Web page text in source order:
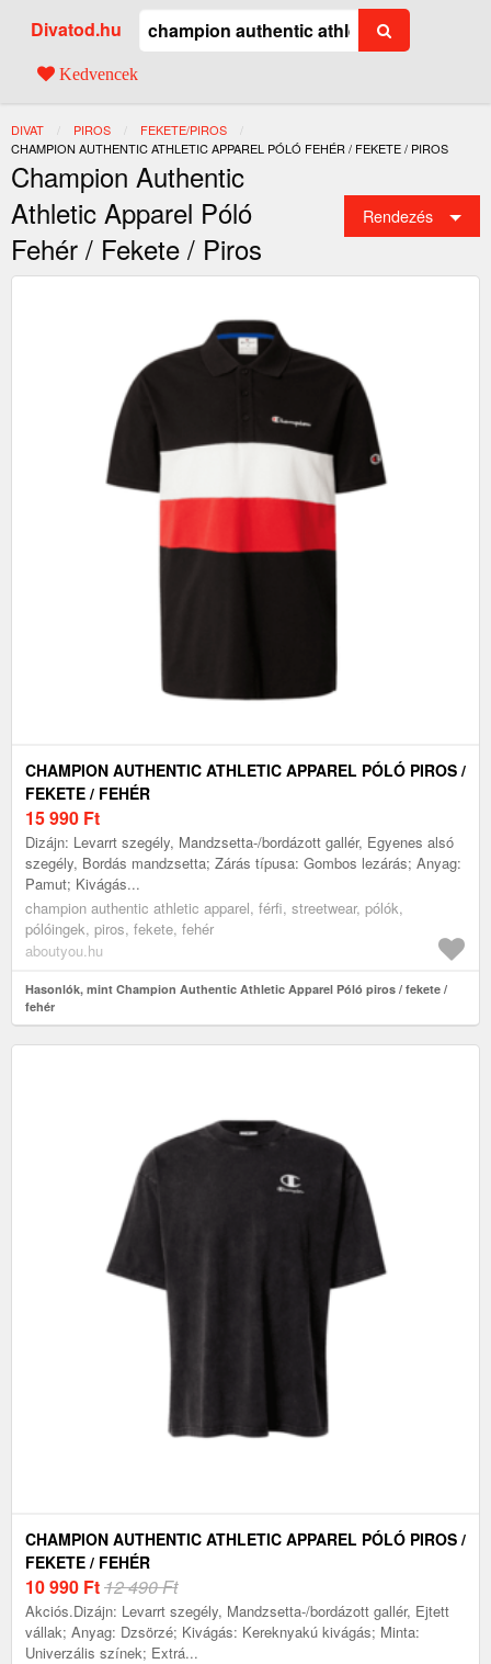
Divatod.hu
Kedvencek
DIVAT PIROS
FEKETE/PIROS
JELENLEGI:
CHAMPION AUTHENTIC ATHLETIC APPAREL PÓLÓ FEHÉR / FEKETE / PIROS
Champion Authentic
Athletic Apparel Póló
Fehér / Fekete / Piros
Rendezés
CHAMPION AUTHENTIC ATHLETIC APPAREL PÓLÓ PIROS /
FEKETE / FEHÉR
15 990 Ft
Dizájn: Levarrt szegély, Mandzsetta-/bordázott gallér, Egyenes alsó
szegély, Bordás mandzsetta; Zárás típusa: Gombos lezárás; Anyag:
Pamut; Kivágás...
champion authentic athletic apparel, férfi, streetwear, pólók,
pólóingek, piros, fekete, fehér
aboutyou.hu
Hasonlók, mint Champion Authentic Athletic Apparel Póló piros / fekete /
fehér
CHAMPION AUTHENTIC ATHLETIC APPAREL PÓLÓ PIROS /
FEKETE / FEHÉR
10 990 Ft12 490 Ft
Akciós.Dizájn: Levarrt szegély, Mandzsetta-/bordázott gallér, Ejtett
vállak; Anyag: Dzsörzé; Kivágás: Kereknyakú kivágás; Minta:
Univerzális színek; Extrá...